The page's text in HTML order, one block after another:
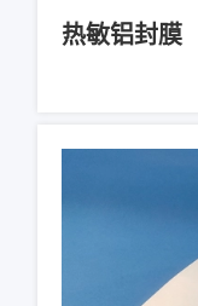
热敏铝封膜